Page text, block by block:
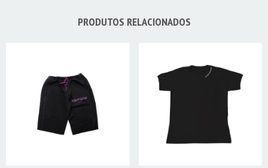
PRODUTOS RELACIONADOS